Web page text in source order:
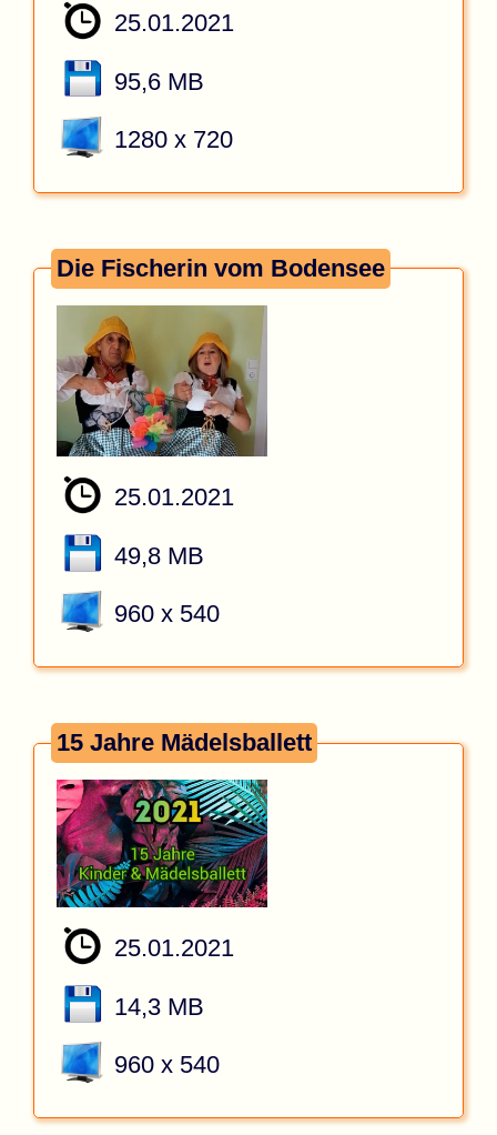
25.01.2021
95,6 MB
1280 x 720
Die Fischerin vom Bodensee
25.01.2021
49,8 MB
960 x 540
15 Jahre Mädelsballett
25.01.2021
14,3 MB
960 x 540